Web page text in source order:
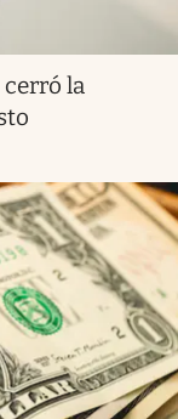
cerró la